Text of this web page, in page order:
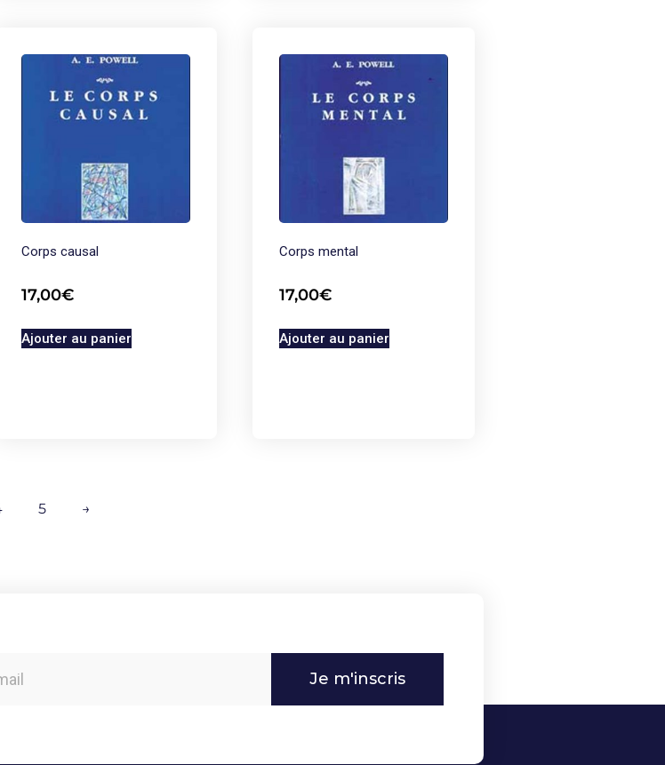
Corps causal
17,00€
Ajouter au panier
Corps mental
17,00€
Ajouter au panier
5 →
Je m'inscris